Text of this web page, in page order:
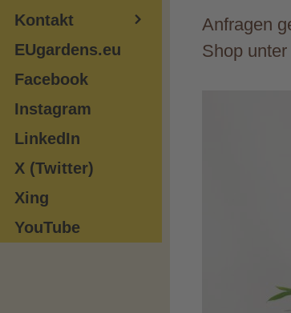
Anfragen
Shop
Kontakt
EUgardens.eu
Facebook
Instagram
LinkedIn
X (Twitter)
Xing
YouTube